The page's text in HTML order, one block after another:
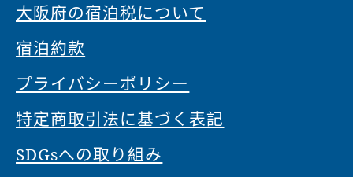
大阪府の宿泊税について
宿泊約款
プライバシーポリシー
特定商取引法に基づく表記
SDGsへの取り組み